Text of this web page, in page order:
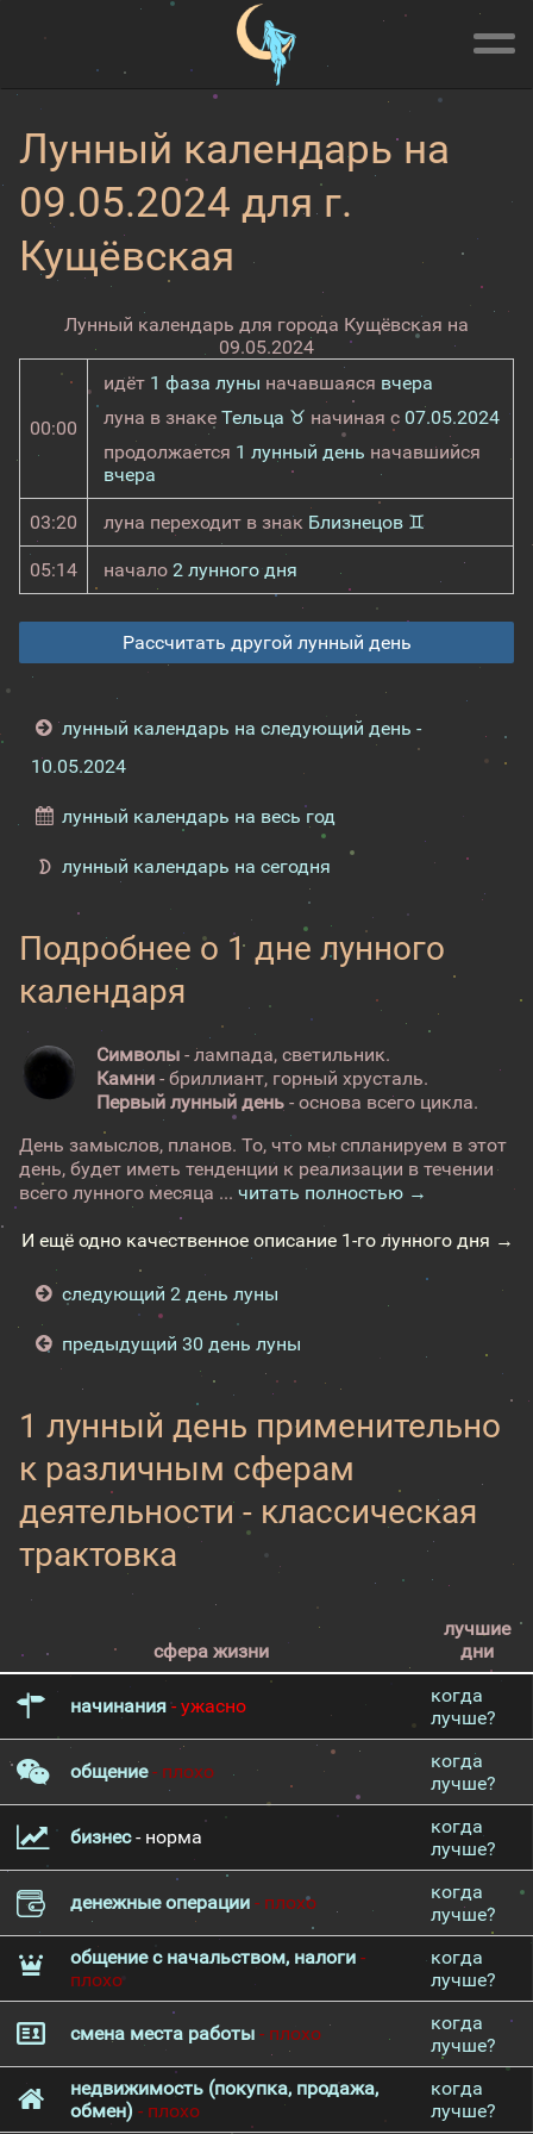
Лунный календарь на
09.05.2024 для г.
Кущёвская
Лунный календарь для города Кущёвская на
09.05.2024
00:00
идёт 1 фаза луны начавшаяся вчера
луна в знаке Тельца ♉ начиная с 07.05.2024
продолжается 1 лунный день начавшийся
вчера
03:20 луна переходит в знак Близнецов ♊
05:14 начало 2 лунного дня
Рассчитать другой лунный день
лунный календарь на следующий день -
10.05.2024
лунный календарь на весь год
лунный календарь на сегодня
Подробнее о 1 дне лунного
календаря
Символы - лампада, светильник.
Камни - бриллиант, горный хрусталь.
Первый лунный день - основа всего цикла.
День замыслов, планов. То, что мы спланируем в этот
день, будет иметь тенденции к реализации в течении
всего лунного месяца ... читать полностью →
И ещё одно качественное описание 1-го лунного дня →
следующий 2 день луны
предыдущий 30 день луны
1 лунный день применительно
к различным сферам
деятельности - классическая
трактовка
сфера жизни
лучшие
дни
начинания- ужасно
когда
лучше?
общение- плохо
когда
лучше?
бизнес- норма
когда
лучше?
денежные операции - плохо
когда
лучше?
общение с начальством, налоги -
плохо
когда
лучше?
смена места работы - плохо
когда
лучше?
недвижимость (покупка, продажа,
обмен) - плохо
когда
лучше?